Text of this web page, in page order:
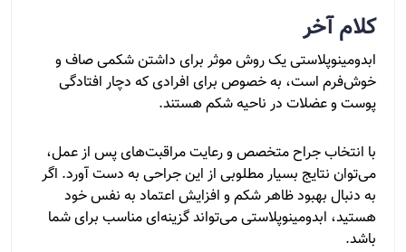
کلام آخر
ابدومینوپلاستی یک روش موثر برای داشتن شکمی صاف و
خوش‌فرم است، به‌ خصوص برای افرادی که دچار افتادگی
پوست و عضلات در ناحیه شکم هستند.
با انتخاب جراح متخصص و رعایت مراقبت‌های پس از عمل،
می‌توان نتایج بسیار مطلوبی از این جراحی به دست آورد. اگر
به دنبال بهبود ظاهر شکم و افزایش اعتماد به نفس خود
هستید، ابدومینوپلاستی می‌تواند گزینه‌ای مناسب برای شما
باشد.